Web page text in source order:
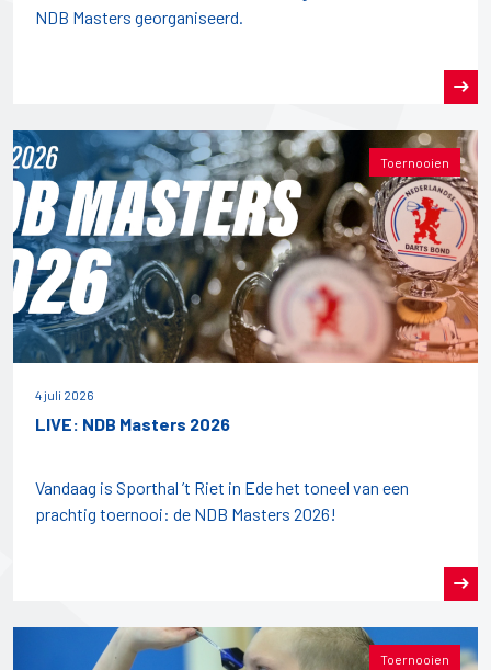
NDB Masters georganiseerd.
Toernooien
4 juli 2026
LIVE: NDB Masters 2026
Vandaag is Sporthal ’t Riet in Ede het toneel van een
prachtig toernooi: de NDB Masters 2026!
Toernooien